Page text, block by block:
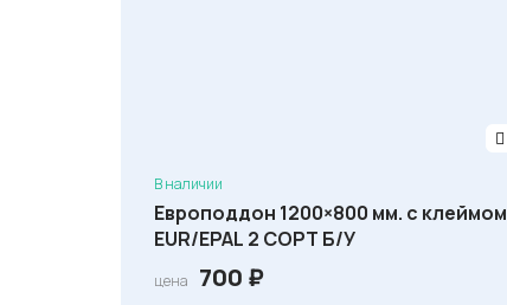
В наличии
Европоддон 1200×800 мм. с клеймом
EUR/EPAL 2 СОРТ Б/У
цена 700 ₽